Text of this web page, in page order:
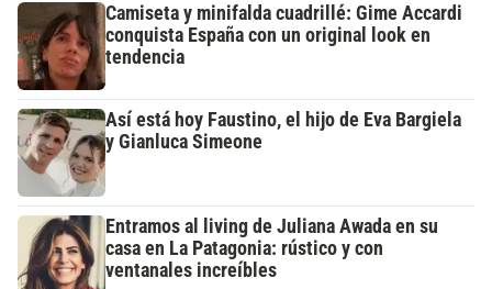
Camiseta y minifalda cuadrillé: Gime Accardi
conquista España con un original look en
tendencia
Así está hoy Faustino, el hijo de Eva Bargiela
y Gianluca Simeone
Entramos al living de Juliana Awada en su
casa en La Patagonia: rústico y con
ventanales increíbles